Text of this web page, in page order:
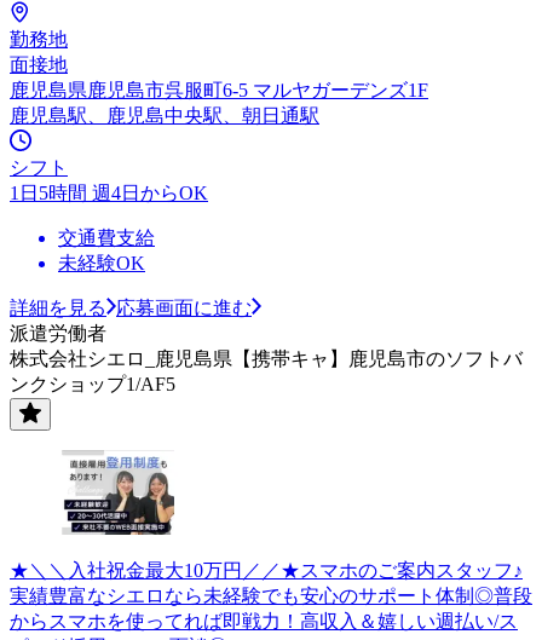
勤務地
面接地
鹿児島県鹿児島市呉服町6-5 マルヤガーデンズ1F
鹿児島駅、鹿児島中央駅、朝日通駅
シフト
1日5時間 週4日からOK
交通費支給
未経験OK
詳細を見る
応募画面に進む
派遣労働者
株式会社シエロ_鹿児島県【携帯キャ】鹿児島市のソフトバ
ンクショップ1/AF5
★＼＼入社祝金最大10万円／／★スマホのご案内スタッフ♪
実績豊富なシエロなら未経験でも安心のサポート体制◎普段
からスマホを使ってれば即戦力！高収入＆嬉しい週払い/ス